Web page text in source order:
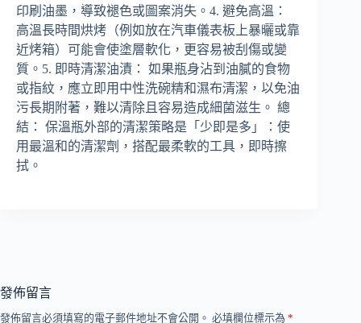
印刷油墨，導致褪色或圖案消失。4. 避免高溫：
高溫長時間烘烤（例如放在汽車儀表板上暴曬或靠
近烤箱）可能會使塗層軟化，更容易被刮傷或變
質。5. 即時清潔油漬： 如果瓶身沾到油膩的食物
或指紋，應立即用中性洗碗精和濕布清潔，以免油
污長期附著，難以清除且容易造成細菌滋生。 總
結： 保溫瓶外部的清潔策略是「少即是多」：使
用最溫和的清潔劑，搭配最柔軟的工具，即時擦
拭。
發佈留言
發佈留言必須填寫的電子郵件地址不會公開。 必填欄位標示為 *